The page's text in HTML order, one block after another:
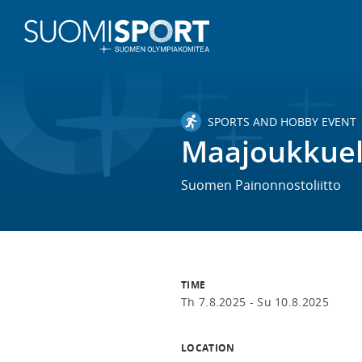
SPORTS AND HOBBY EVENT
Suomen Painonnostoliitto
TIME
Th 7.8.2025 -Su 10.8.2025
LOCATION